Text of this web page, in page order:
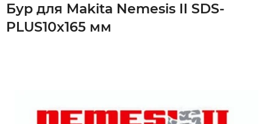
Бур для Makita Nemesis II SDS-
PLUS10x165 мм